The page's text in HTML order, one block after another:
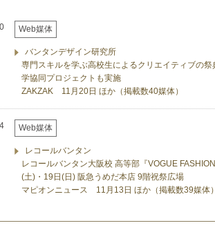
Web媒体
バンタンデザイン研究所
専門スキルを学ぶ高校生によるクリエイティブの
学協同プロジェクトも実施
ZAKZAK 11月20日 ほか（掲載数40媒体）
Web媒体
レコールバンタン
レコールバンタン大阪校 高等部『VOGUE
(土)・19日(日) 阪急うめだ本店 9階祝祭広場
マピオンニュース 11月13日 ほか（掲載数39媒体）